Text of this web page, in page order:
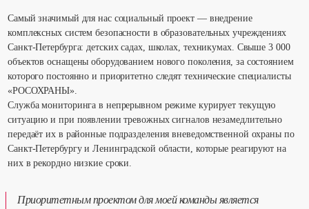
Самый значимый для нас социальный проект — внедрение
комплексных систем безопасности в образовательных учреждениях
Санкт-Петербурга: детских садах, школах, техникумах. Свыше 3 000
объектов оснащены оборудованием нового поколения, за состоянием
которого постоянно и приоритетно следят технические специалисты
«РОСОХРАНЫ».
Служба мониторинга в непрерывном режиме курирует текущую
ситуацию и при появлении тревожных сигналов незамедлительно
передаёт их в районные подразделения вневедомственной охраны по
Санкт-Петербургу и Ленинградской области, которые реагируют на
них в рекордно низкие сроки.
Приоритетным проектом для моей команды является